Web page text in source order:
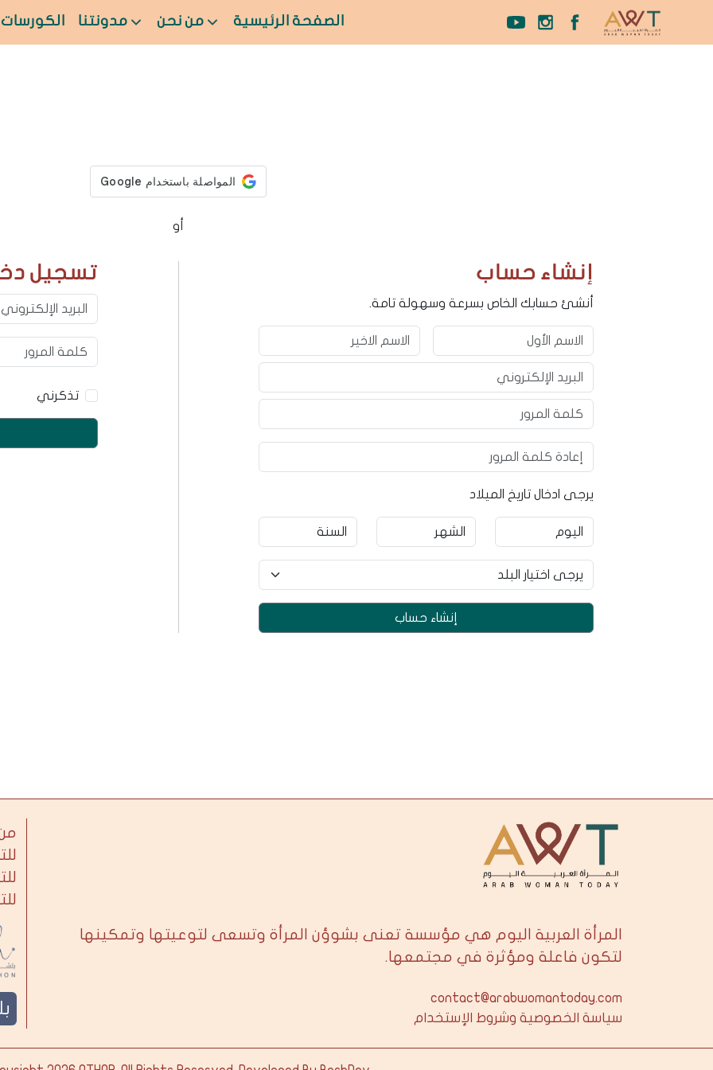
الصفحة الرئيسية من نحن مدونتنا الكورسات
أو
إنشاء حساب
أنشئ حسابك الخاص بسرعة وسهولة تامة.
يرجى ادخال تاريخ الميلاد
إنشاء حساب
تسجيل
تذكرني
المرأة العربية اليوم هي مؤسسة تعنى بشوؤن المرأة وتسعى لتوعيتها وتمكينها
لتكون فاعلة ومؤثرة في مجتمعها.
contact@arabwomantoday.com
سياسة الخصوصية وشروط الإستخدام